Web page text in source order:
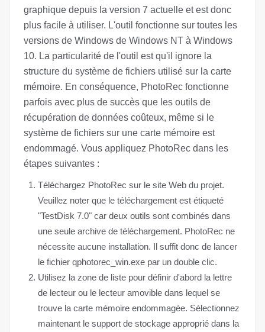
graphique depuis la version 7 actuelle et est donc
plus facile à utiliser. L'outil fonctionne sur toutes les
versions de Windows de Windows NT à Windows
10. La particularité de l'outil est qu'il ignore la
structure du système de fichiers utilisé sur la carte
mémoire. En conséquence, PhotoRec fonctionne
parfois avec plus de succès que les outils de
récupération de données coûteux, même si le
système de fichiers sur une carte mémoire est
endommagé. Vous appliquez PhotoRec dans les
étapes suivantes :
Téléchargez PhotoRec sur le site Web du projet.
Veuillez noter que le téléchargement est étiqueté
"TestDisk 7.0" car deux outils sont combinés dans
une seule archive de téléchargement. PhotoRec ne
nécessite aucune installation. Il suffit donc de lancer
le fichier qphotorec_win.exe par un double clic.
Utilisez la zone de liste pour définir d'abord la lettre
de lecteur ou le lecteur amovible dans lequel se
trouve la carte mémoire endommagée. Sélectionnez
maintenant le support de stockage approprié dans la